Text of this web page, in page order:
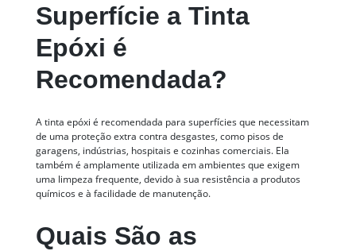
Superfície a Tinta
Epóxi é
Recomendada?
A tinta epóxi é recomendada para superfícies que necessitam
de uma proteção extra contra desgastes, como pisos de
garagens, indústrias, hospitais e cozinhas comerciais. Ela
também é amplamente utilizada em ambientes que exigem
uma limpeza frequente, devido à sua resistência a produtos
químicos e à facilidade de manutenção.
Quais São as